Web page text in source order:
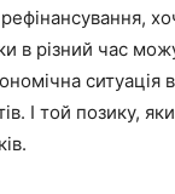
в різний час
ситуація
І той позику,